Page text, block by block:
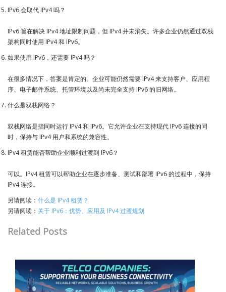
IPv6 会取代 IPv4 吗？
IPv6 旨在解决 IPv4 地址限制问题，但 IPv4 并未消失。许多企业仍然通过双栈
架构同时使用 IPv4 和 IPv6。
如果使用 IPv6，还需要 IPv4 吗？
在很多情况下，答案是肯定的。企业可能仍然需要 IPv4 来支持客户、应用程
序、电子邮件系统、托管环境以及尚未完全支持 IPv6 的旧网络。
什么是双栈网络？
双栈网络是指同时运行 IPv4 和 IPv6。它允许企业在支持现代 IPv6 连接的同
时，保持与 IPv4 用户和系统的兼容性。
IPv4 租赁能否帮助企业顺利过渡到 IPv6？
可以。IPv4 租赁可以帮助企业在逐步准备、测试和部署 IPv6 的过程中，保持
IPv4 连接。
另请阅读： 什么是 IPv4 租赁？
另请阅读： 关于 IPv6：优势、应用及 IPv4 过渡规划
Related Posts